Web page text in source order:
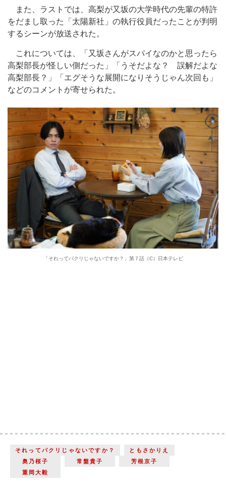
また、ラストでは、高梨が又坂の大学時代の先輩の特許
をだまし取った「太陽新社」の執行役員だったことが判明
するシーンが放送された。
これについては、「又坂さんがスパイなのかと思ったら
高梨部長が怪しい側だった」「うそだよな？ 誤解だよな
高梨部長？」「エグそうな展開になりそうじゃん次回も」
などのコメントが寄せられた。
「それってパクリじゃないですか？」第７話（C）日本テレビ
それってパクリじゃないですか？
ともさかりえ
奥乃桜子
常盤貴子
芳根京子
重岡大毅